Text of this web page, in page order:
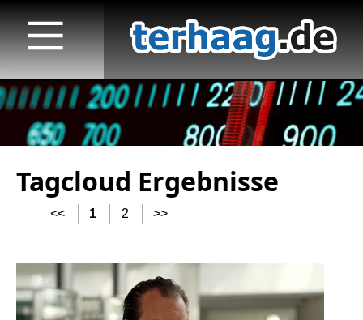
Tagcloud Ergebnisse
<< 1 2 >>
Startseite
Veröffentlichungen
Radio